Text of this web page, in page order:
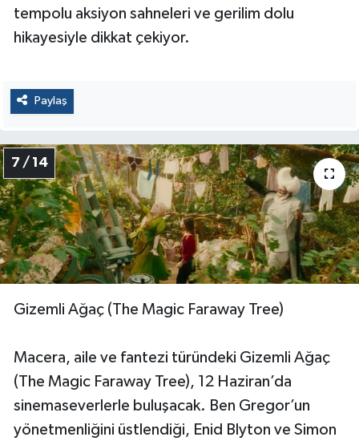
tempolu aksiyon sahneleri ve gerilim dolu
hikayesiyle dikkat çekiyor.
Paylaş
7 / 14
Gizemli Ağaç (The Magic Faraway Tree)
Macera, aile ve fantezi türündeki Gizemli Ağaç
(The Magic Faraway Tree), 12 Haziran’da
sinemaseverlerle buluşacak. Ben Gregor’un
yönetmenliğini üstlendiği, Enid Blyton ve Simon